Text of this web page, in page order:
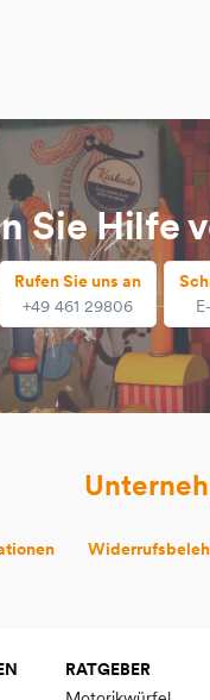
Sie Hilfe
Rufen Sie uns an
+49 461 29806
RATGEBER